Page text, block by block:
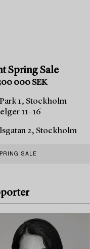
Spring Sale
000 SEK
1, Stockholm
11–16
2, Stockholm
SALE